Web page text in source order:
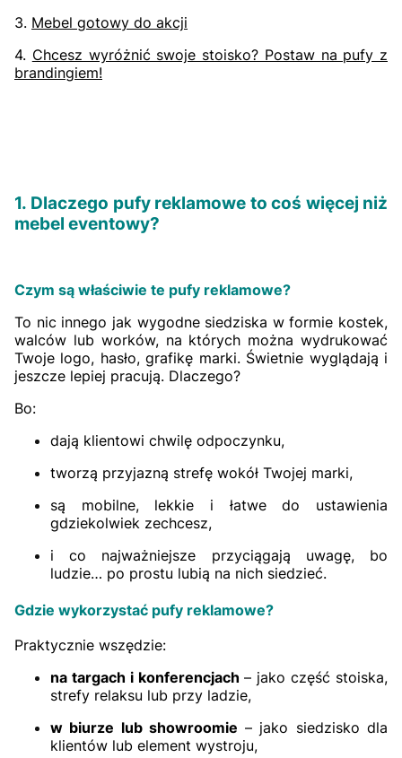
3. Mebel gotowy do akcji
4. Chcesz wyróżnić swoje stoisko? Postaw na pufy z
brandingiem!
1. Dlaczego pufy reklamowe to coś więcej niż
mebel eventowy?
Czym są właściwie te pufy reklamowe?
To nic innego jak wygodne siedziska w formie kostek,
walców lub worków, na których można wydrukować
Twoje logo, hasło, grafikę marki. Świetnie wyglądają i
jeszcze lepiej pracują. Dlaczego?
Bo:
dają klientowi chwilę odpoczynku,
tworzą przyjazną strefę wokół Twojej marki,
są mobilne, lekkie i łatwe do ustawienia
gdziekolwiek zechcesz,
i co najważniejsze przyciągają uwagę, bo
ludzie… po prostu lubią na nich siedzieć.
Gdzie wykorzystać pufy reklamowe?
Praktycznie wszędzie:
na targach i konferencjach – jako część stoiska,
strefy relaksu lub przy ladzie,
w biurze lub showroomie – jako siedzisko dla
klientów lub element wystroju,